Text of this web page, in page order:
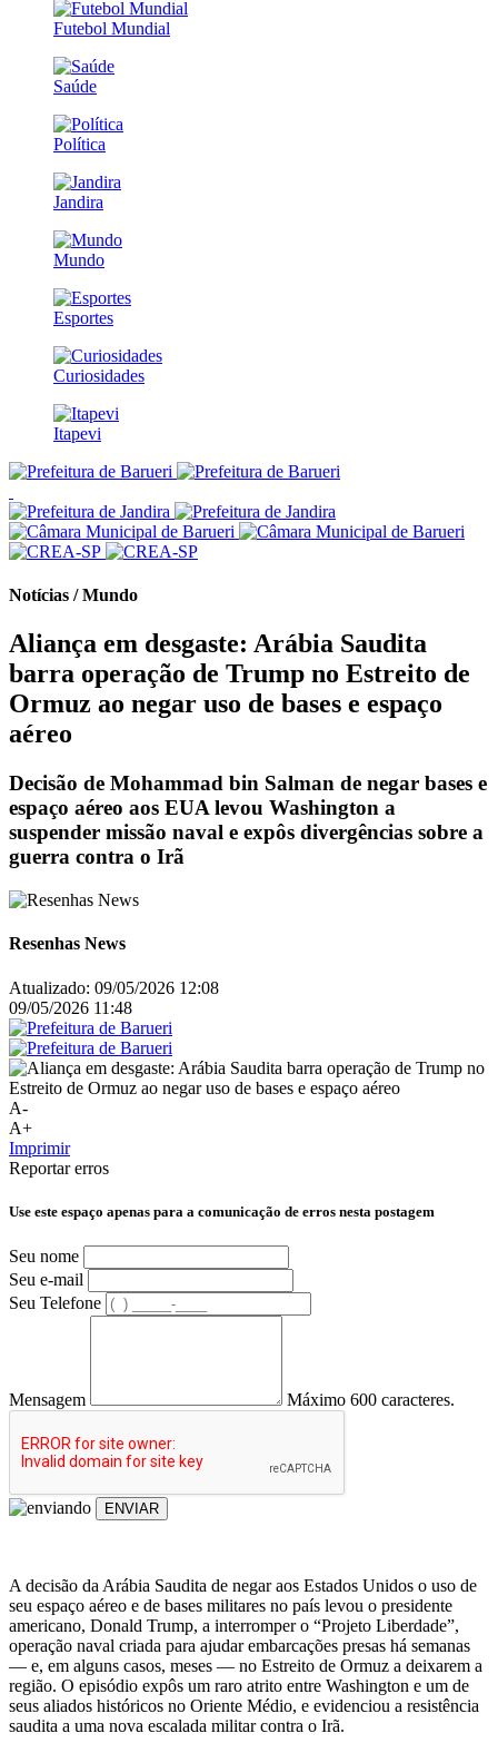
Futebol Mundial
Saúde
Política
Jandira
Mundo
Esportes
Curiosidades
Itapevi
Notícias / Mundo
Aliança em desgaste: Arábia Saudita
barra operação de Trump no Estreito de
Ormuz ao negar uso de bases e espaço
aéreo
Decisão de Mohammad bin Salman de negar bases e
espaço aéreo aos EUA levou Washington a
suspender missão naval e expôs divergências sobre a
guerra contra o Irã
Resenhas News
Atualizado: 09/05/2026 12:08
09/05/2026 11:48
A-
A+
Imprimir
Reportar erros
Use este espaço apenas para a comunicação de erros nesta postagem
Seu nome
Seu e-mail
Seu Telefone
Mensagem Máximo 600 caracteres.
ENVIAR
A decisão da Arábia Saudita de negar aos Estados Unidos o uso de
seu espaço aéreo e de bases militares no país levou o presidente
americano, Donald Trump, a interromper o “Projeto Liberdade”,
operação naval criada para ajudar embarcações presas há semanas
— e, em alguns casos, meses — no Estreito de Ormuz a deixarem a
região. O episódio expôs um raro atrito entre Washington e um de
seus aliados históricos no Oriente Médio, e evidenciou a resistência
saudita a uma nova escalada militar contra o Irã.